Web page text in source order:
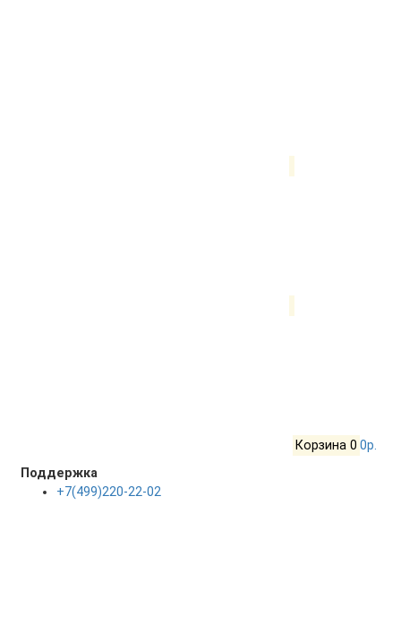
Корзина 0 0р.
Поддержка
+7(499)220-22-02